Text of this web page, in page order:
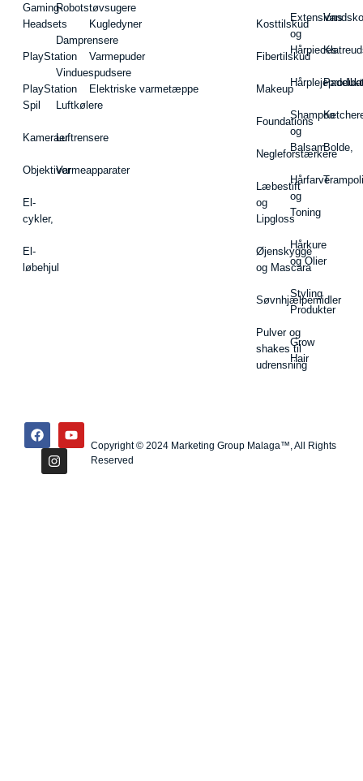
Gaming-
Headsets
PlayStation
PlayStation
Spil
Kameraer
Objektiver
El-
cykler,
El-
løbehjul
Robotstøvsugere
Damprensere
Vinduespudsere
Luftkølere
Luftrensere
Varmeapparater
Kugledyner
Varmepuder
Elektriske varmetæppe
Kosttilskud
Fibertilskud
Makeup
Foundations
Negleforstærkere
Læbestift
og
Lipgloss
Øjenskygge
og Mascara
Søvnhjælpemidler
Pulver og
shakes til
udrensning
Extensions
og
Hårpieces
Shampoo
og
Balsam
Hårfarve
og
Toning
Hårkure
og Olier
Styling
Produkter
Grow
Hair
Vandsko
Bolde,
Copyright © 2024 Marketing Group Malaga™, All Rights
Reserved